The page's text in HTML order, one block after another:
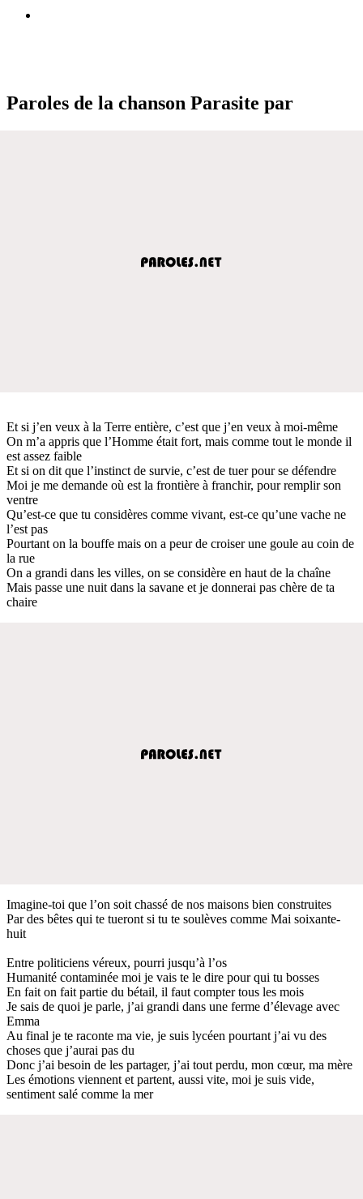
Paroles de la chanson Parasite par
Et si j’en veux à la Terre entière, c’est que j’en veux à moi-même
On m’a appris que l’Homme était fort, mais comme tout le monde il
est assez faible
Et si on dit que l’instinct de survie, c’est de tuer pour se défendre
Moi je me demande où est la frontière à franchir, pour remplir son
ventre
Qu’est-ce que tu considères comme vivant, est-ce qu’une vache ne
l’est pas
Pourtant on la bouffe mais on a peur de croiser une goule au coin de
la rue
On a grandi dans les villes, on se considère en haut de la chaîne
Mais passe une nuit dans la savane et je donnerai pas chère de ta
chaire
Imagine-toi que l’on soit chassé de nos maisons bien construites
Par des bêtes qui te tueront si tu te soulèves comme Mai soixante-
huit
Entre politiciens véreux, pourri jusqu’à l’os
Humanité contaminée moi je vais te le dire pour qui tu bosses
En fait on fait partie du bétail, il faut compter tous les mois
Je sais de quoi je parle, j’ai grandi dans une ferme d’élevage avec
Emma
Au final je te raconte ma vie, je suis lycéen pourtant j’ai vu des
choses que j’aurai pas du
Donc j’ai besoin de les partager, j’ai tout perdu, mon cœur, ma mère
Les émotions viennent et partent, aussi vite, moi je suis vide,
sentiment salé comme la mer